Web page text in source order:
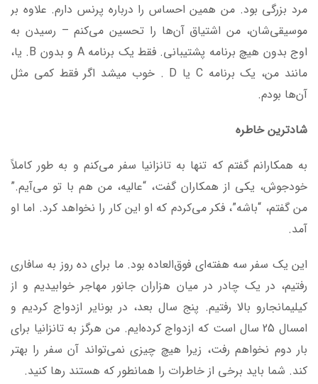
مرد بزرگی بود. من همین احساس را درباره پرنس دارم. علاوه بر
موسیقی‌شان، من اشتیاق آن‌ها را تحسین می‌کنم – رسیدن به
اوج‌ بدون هیچ برنامه پشتیبانی. فقط یک برنامه A و بدون B. یا،
مانند من، یک برنامه C یا D . خوب میشد اگر فقط کمی مثل
آن‌ها بودم.
شادترین خاطره
به همکارانم گفتم که تنها به تانزانیا سفر می‌کنم و به طور کاملاً
خودجوش، یکی از همکاران گفت، “عالیه، من هم با تو می‌آیم.”
من گفتم، “باشه”، فکر می‌کردم که او این کار را نخواهد کرد. اما او
آمد.
این یک سفر سه هفته‌ای فوق‌العاده بود. ما برای ده روز به سافاری
رفتیم، در یک چادر در میان هزاران جانور مهاجر خوابیدیم و از
کیلیمانجارو بالا رفتیم. پنج سال بعد، در بونایر ازدواج کردیم و
امسال 25 سال است که ازدواج کرده‌ایم. من هرگز به تانزانیا برای
بار دوم نخواهم رفت، زیرا هیچ چیزی نمی‌تواند آن سفر را بهتر
کند. شما باید برخی از خاطرات را همانطور که هستند رها کنید.